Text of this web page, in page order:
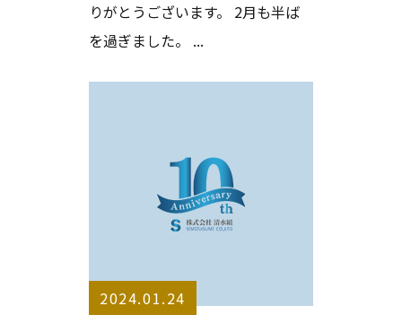
りがとうございます。 2月も半ば
を過ぎました。 ...
2024.01.24